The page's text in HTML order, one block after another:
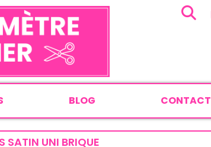
BLOG CONTACT
SATIN UNI BRIQUE